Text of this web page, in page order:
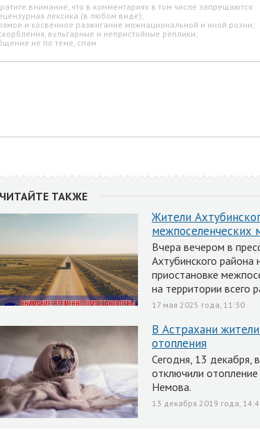
внимание, что в комментариях в том числе запрещаются:
лексика (в любом виде);
и косвенное разжигание межнациональной и иной розни;
вульгарные и непристойные реплики;
не по теме, спам.
ЧИТАЙТЕ ТАКЖЕ
Жители
межпоселенческих
Вчера вечером в
Ахтубинского
приостановке
на территории всего
17 мая 2025 года, 11:30
В Астрахани
отопления
Сегодня, 13 декабря,
отключили
Немова.
13 декабря 2019 года,